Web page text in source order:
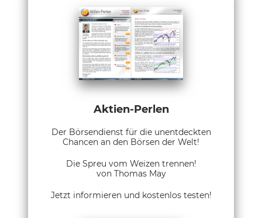
Aktien-Perlen
Der Börsendienst für die unentdeckten
Chancen an den Börsen der Welt!
Die Spreu vom Weizen trennen!
von Thomas May
Jetzt informieren und kostenlos testen!